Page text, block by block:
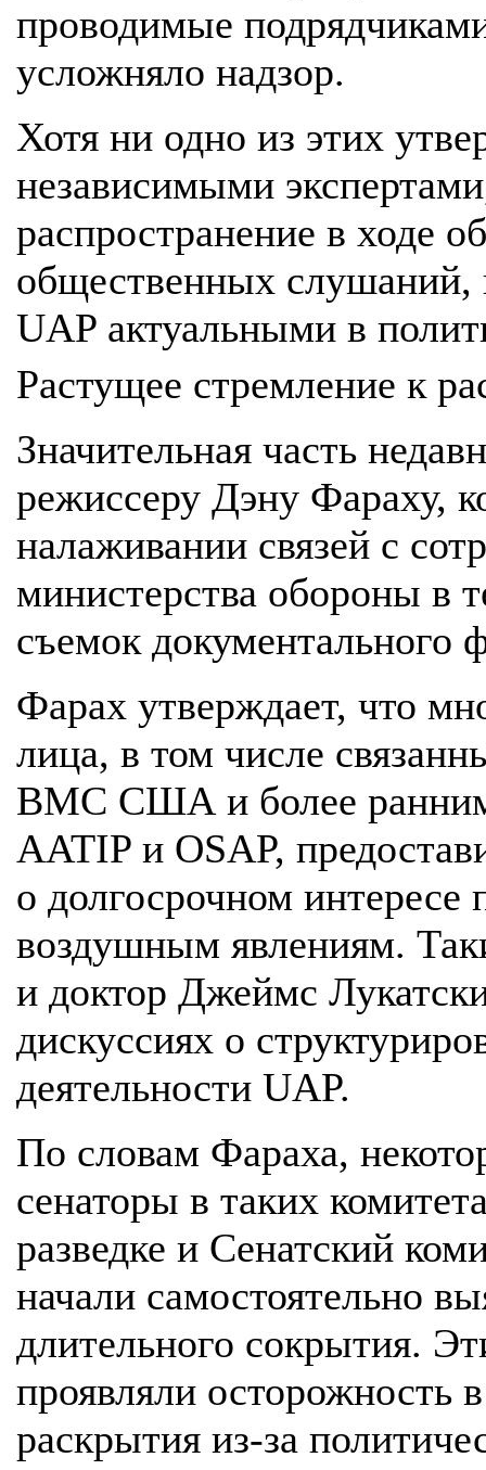
проводимые
усложняло надзор.
Хотя ни одно из этих
независимыми
распространение в ходе
общественных слушаний,
UAP актуальными в
Растущее стремление к
Значительная часть
режиссеру Дэну Фараху,
налаживании связей с
министерства обороны в
съемок документального
Фарах утверждает, что
лица, в том числе
ВМС США и более
AATIP и OSAP,
о долгосрочном интересе
воздушным явлениям.
и доктор Джеймс
дискуссиях о
деятельности UAP.
По словам Фараха,
сенаторы в таких
разведке и Сенатский
начали самостоятельно
длительного сокрытия.
проявляли осторожность
раскрытия из-за